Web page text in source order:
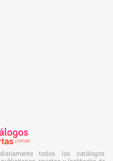
todos los catálogos